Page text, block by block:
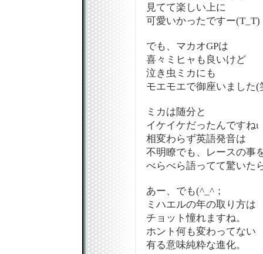
見てて楽しい上に
可愛いかったですー(T_T)
でも、マカオGPは
喜々ミヒャも良いけど
泣き虫ミカにも
モエモエで御座いました(
ミカは随分と
イケイケだったんですねι
相変わらず英語発音は
不明瞭でも、レースの事
べらべら語ってて驚いた
あー、でも(^_^；
ミハエルの年の取り方は
チョット憧れますね。
ホント何も変わってない
有る意味純粋な進化。